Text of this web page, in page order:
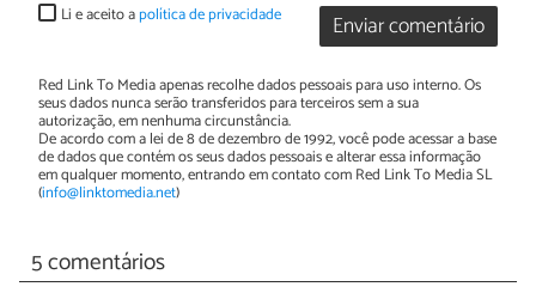
Enviar comentário
Li e aceito apolítica de privacidade
Red Link To Media apenas recolhe dados pessoais para uso interno. Os
seus dados nunca serão transferidos para terceiros sem a sua
autorização, em nenhuma circunstância.
De acordo com a lei de 8 de dezembro de 1992, você pode acessar a base
de dados que contém os seus dados pessoais e alterar essa informação
em qualquer momento, entrando em contato com Red Link To Media SL
(info@linktomedia.net)
5 comentários